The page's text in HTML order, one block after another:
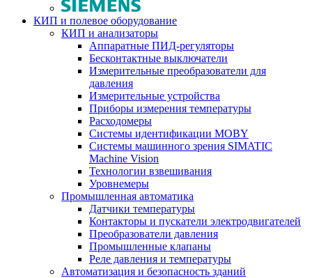
КИП и полевое оборудование
КИП и анализаторы
Аппаратные ПИД-регуляторы
Бесконтактные выключатели
Измерительные преобразователи для
давления
Измерительные устройства
Приборы измерения температуры
Расходомеры
Системы идентификации MOBY
Системы машинного зрения SIMATIC
Machine Vision
Технологии взвешивания
Уровнемеры
Промышленная автоматика
Датчики температуры
Контакторы и пускатели электродвигателей
Преобразователи давления
Промышленные клапаны
Реле давления и температуры
Автоматизация и безопасность зданий